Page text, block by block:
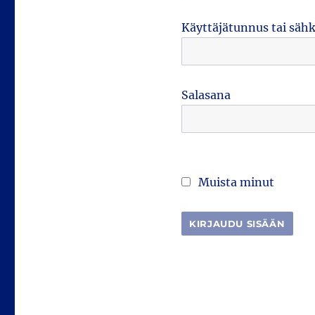
Käyttäjätunnus tai
Salasana
Muista minut